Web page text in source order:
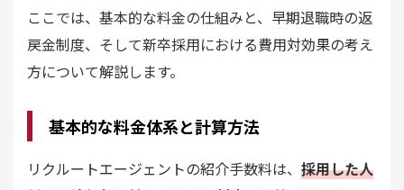
ここでは、基本的な料金の仕組みと、早期退職時の返
戻金制度、そして新卒採用における費用対効果の考え
方について解説します。
基本的な料金体系と計算方法
リクルートエージェントの紹介手数料は、 採用した人